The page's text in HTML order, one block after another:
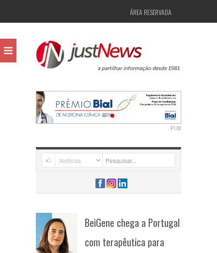
ÁREA RESERVADA
PUB
BeiGene chega a Portugal
com terapêutica para